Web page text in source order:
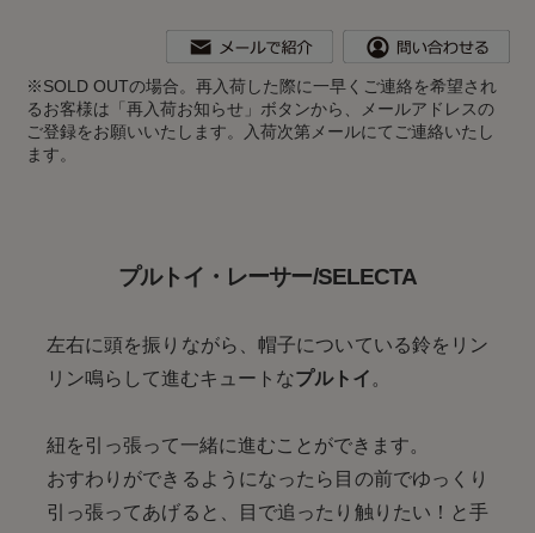
※SOLD OUTの場合。再入荷した際に一早くご連絡を希望され
るお客様は「再入荷お知らせ」ボタンから、メールアドレスの
ご登録をお願いいたします。入荷次第メールにてご連絡いたし
ます。
プルトイ・レーサー/SELECTA
左右に頭を振りながら、帽子についている鈴をリン
リン鳴らして進むキュートなプルトイ 。
紐を引っ張って一緒に進むことができます。
おすわりができるようになったら目の前でゆっくり
引っ張ってあげると、目で追ったり触りたい！と手